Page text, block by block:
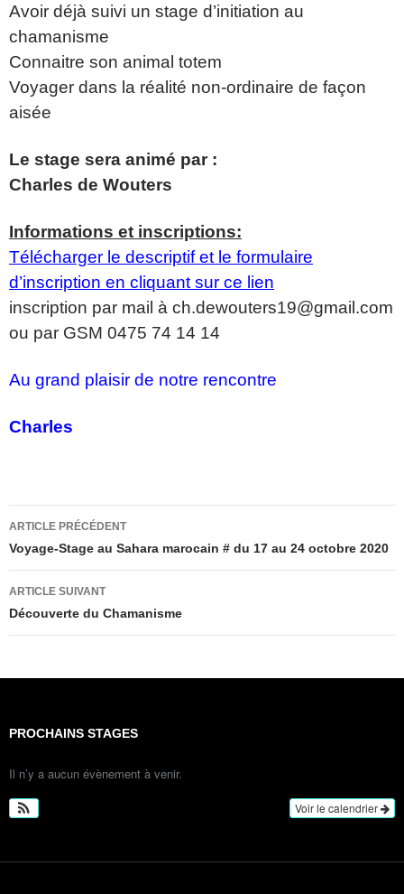
Avoir déjà suivi un stage d’initiation au
chamanisme
Connaitre son animal totem
Voyager dans la réalité non-ordinaire de façon
aisée
Le stage sera animé par :
Charles de Wouters
Informations et inscriptions:
Télécharger le descriptif et le formulaire
d’inscription en cliquant sur ce lien
inscription par mail à ch.dewouters19@gmail.com
ou par GSM 0475 74 14 14
Au grand plaisir de notre rencontre
Charles
Navigation
des
articles
ARTICLE PRÉCÉDENT
Voyage-Stage au Sahara marocain # du 17 au 24 octobre 2020
ARTICLE SUIVANT
Découverte du Chamanisme
PROCHAINS STAGES
Il n’y a aucun évènement à venir.
Voir le calendrier